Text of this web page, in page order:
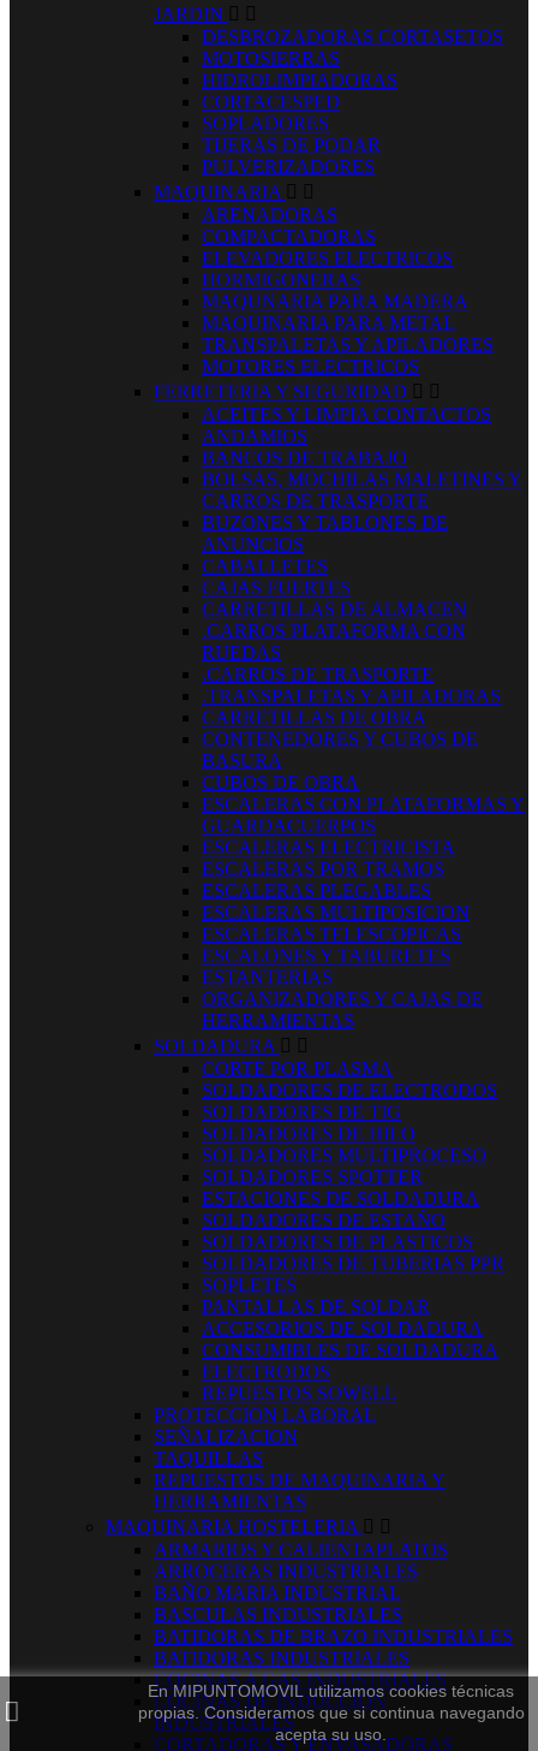
En MIPUNTOMOVIL utilizamos cookies técnicas
propias. Consideramos que si continua navegando
acepta su uso.
JARDIN  
DESBROZADORAS CORTASETOS
MOTOSIERRAS
HIDROLIMPIADORAS
CORTACESPED
SOPLADORES
TIJERAS DE PODAR
PULVERIZADORES
MAQUINARIA  
ARENADORAS
COMPACTADORAS
ELEVADORES ELECTRICOS
HORMIGONERAS
MAQUNARIA PARA MADERA
MAQUINARIA PARA METAL
TRANSPALETAS Y APILADORES
MOTORES ELECTRICOS
FERRETERIA Y SEGURIDAD  
ACEITES Y LIMPIA CONTACTOS
ANDAMIOS
BANCOS DE TRABAJO
BOLSAS, MOCHILAS MALETINES Y
CARROS DE TRASPORTE
BUZONES Y TABLONES DE
ANUNCIOS
CABALLETES
CAJAS FUERTES
CARRETILLAS DE ALMACEN
.CARROS PLATAFORMA CON
RUEDAS
.CARROS DE TRASPORTE
.TRANSPALETAS Y APILADORAS
CARRETILLAS DE OBRA
CONTENEDORES Y CUBOS DE
BASURA
CUBOS DE OBRA
ESCALERAS CON PLATAFORMAS Y
GUARDACUERPOS
ESCALERAS ELECTRICISTA
ESCALERAS POR TRAMOS
ESCALERAS PLEGABLES
ESCALERAS MULTIPOSICION
ESCALERAS TELESCOPICAS
ESCALONES Y TABURETES
ESTANTERIAS
ORGANIZADORES Y CAJAS DE
HERRAMIENTAS
SOLDADURA  
CORTE POR PLASMA
SOLDADORES DE ELECTRODOS
SOLDADORES DE TIG
SOLDADORES DE HILO
SOLDADORES MULTIPROCESO
SOLDADORES SPOTTER
ESTACIONES DE SOLDADURA
SOLDADORES DE ESTAÑO
SOLDADORES DE PLASTICOS
SOLDADORES DE TUBERIAS PPR
SOPLETES
PANTALLAS DE SOLDAR
ACCESORIOS DE SOLDADURA
CONSUMIBLES DE SOLDADURA
ELECTRODOS
REPUESTOS SOWELL
PROTECCION LABORAL
SEÑALIZACION
TAQUILLAS
REPUESTOS DE MAQUINARIA Y
HERRAMIENTAS
MAQUINARIA HOSTELERIA  
ARMARIOS Y CALIENTAPLATOS
ARROCERAS INDUSTRIALES
BAÑO MARIA INDUSTRIAL
BASCULAS INDUSTRIALES
BATIDORAS DE BRAZO INDUSTRIALES
BATIDORAS INDUSTRIALES
COCINAS A GAS INDUSTRIALES
COCINAS DE INDUCCION
INDUSTRIALES
CORTADORAS Y ENVASADORAS